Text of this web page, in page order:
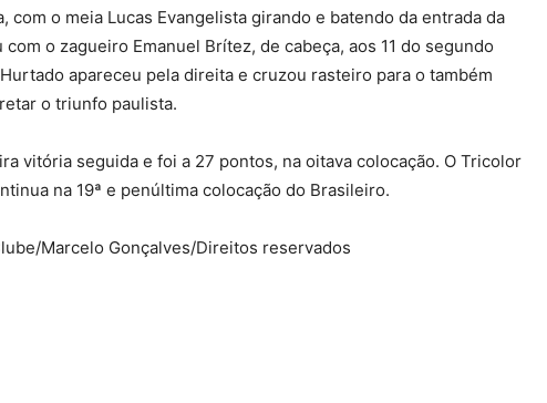
com o meia Lucas Evangelista girando e batendo da entrada da
o zagueiro Emanuel Brítez, de cabeça, aos 11 do segundo
apareceu pela direita e cruzou rasteiro para o também
o triunfo paulista.
vitória seguida e foi a 27 pontos, na oitava colocação. O Tricolor
na 19ª e penúltima colocação do Brasileiro.
Marcelo Gonçalves/Direitos reservados